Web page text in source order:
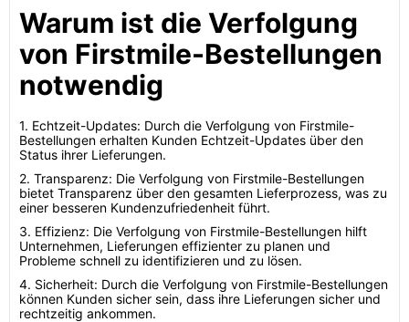
Warum ist die Verfolgung
von Firstmile-Bestellungen
notwendig
1. Echtzeit-Updates: Durch die Verfolgung von Firstmile-
Bestellungen erhalten Kunden Echtzeit-Updates über den
Status ihrer Lieferungen.
2. Transparenz: Die Verfolgung von Firstmile-Bestellungen
bietet Transparenz über den gesamten Lieferprozess, was zu
einer besseren Kundenzufriedenheit führt.
3. Effizienz: Die Verfolgung von Firstmile-Bestellungen hilft
Unternehmen, Lieferungen effizienter zu planen und
Probleme schnell zu identifizieren und zu lösen.
4. Sicherheit: Durch die Verfolgung von Firstmile-Bestellungen
können Kunden sicher sein, dass ihre Lieferungen sicher und
rechtzeitig ankommen.